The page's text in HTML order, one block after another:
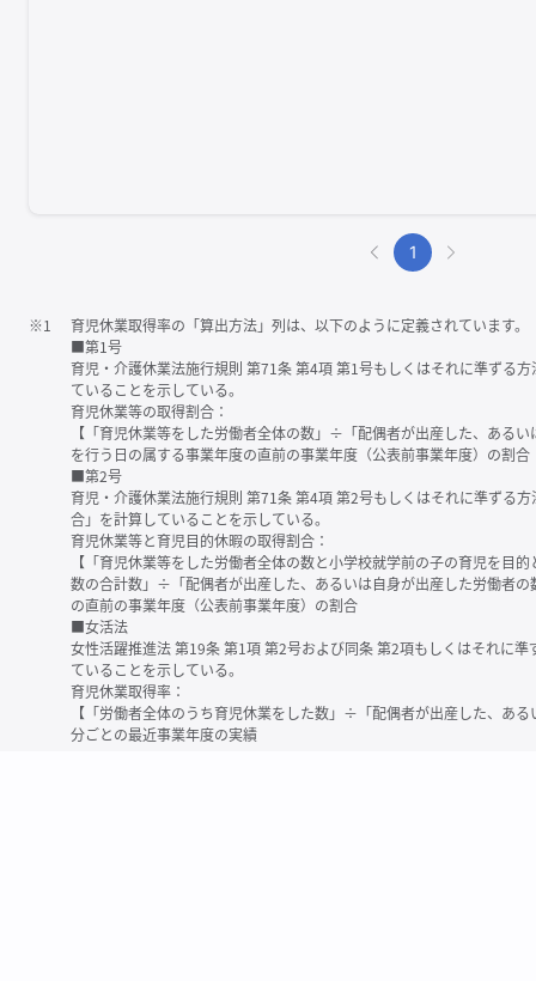
1
※1
育児休業取得率の「算出方法」列は、以下のように定義されています。
■第1号
育児・介護休業法施行規則 第71条 第4項 第1号もしくはそれに準ずる
ていることを示している。
育児休業等の取得割合：
【「育児休業等をした労働者全体の数」÷「配偶者が出産した、ある
を行う日の属する事業年度の直前の事業年度（公表前事業年度）の割合
■第2号
育児・介護休業法施行規則 第71条 第4項 第2号もしくはそれに準ずる
合」を計算していることを示している。
育児休業等と育児目的休暇の取得割合：
【「育児休業等をした労働者全体の数と小学校就学前の子の育児を目
数の合計数」÷「配偶者が出産した、あるいは自身が出産した労働者
の直前の事業年度（公表前事業年度）の割合
■女活法
女性活躍推進法 第19条 第1項 第2号および同条 第2項もしくはそれに
ていることを示している。
育児休業取得率：
【「労働者全体のうち育児休業をした数」÷「配偶者が出産した、あ
分ごとの最近事業年度の実績